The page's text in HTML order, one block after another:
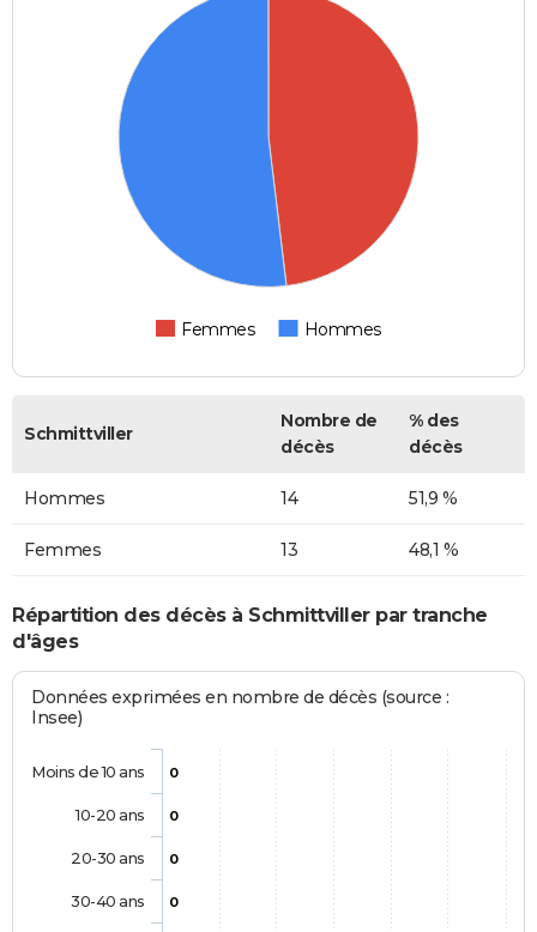
Femmes Hommes
Schmittviller
Nombre de
décès
% des
décès
Hommes 14 51,9 %
Femmes 13 48,1 %
Répartition des décès à Schmittviller par tranche
d'âges
Données exprimées en nombre de décès (source :
Insee)
0
0
0
0
Moins de 10 ans
10-20 ans
20-30 ans
30-40 ans